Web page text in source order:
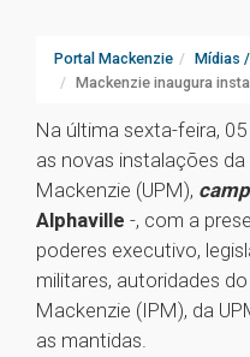
Portal Mackenzie Mídias
Mackenzie inaugura
Na última sexta-feira,
as novas instalações
Mackenzie (UPM),
Alphaville -, com a
poderes executivo,
militares, autoridades
Mackenzie (IPM), da
as mantidas.